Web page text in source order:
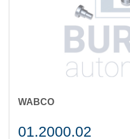
WABCO
01.2000.02